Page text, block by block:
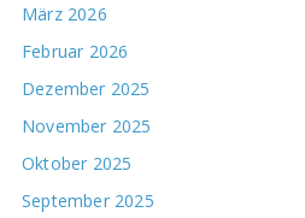
März 2026
Februar 2026
Dezember 2025
November 2025
Oktober 2025
September 2025